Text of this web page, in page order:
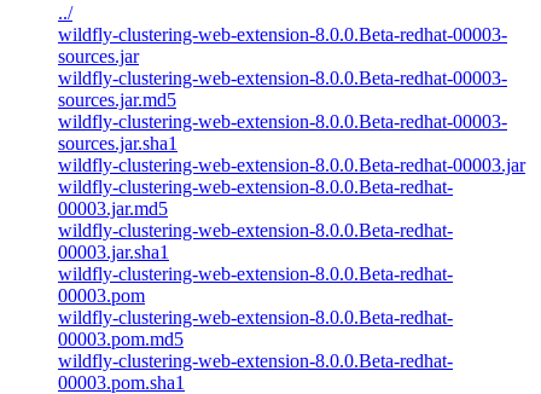
../
wildfly-clustering-web-extension-8.0.0.Beta-redhat-00003-
sources.jar
wildfly-clustering-web-extension-8.0.0.Beta-redhat-00003-
sources.jar.md5
wildfly-clustering-web-extension-8.0.0.Beta-redhat-00003-
sources.jar.sha1
wildfly-clustering-web-extension-8.0.0.Beta-redhat-00003.jar
wildfly-clustering-web-extension-8.0.0.Beta-redhat-
00003.jar.md5
wildfly-clustering-web-extension-8.0.0.Beta-redhat-
00003.jar.sha1
wildfly-clustering-web-extension-8.0.0.Beta-redhat-
00003.pom
wildfly-clustering-web-extension-8.0.0.Beta-redhat-
00003.pom.md5
wildfly-clustering-web-extension-8.0.0.Beta-redhat-
00003.pom.sha1